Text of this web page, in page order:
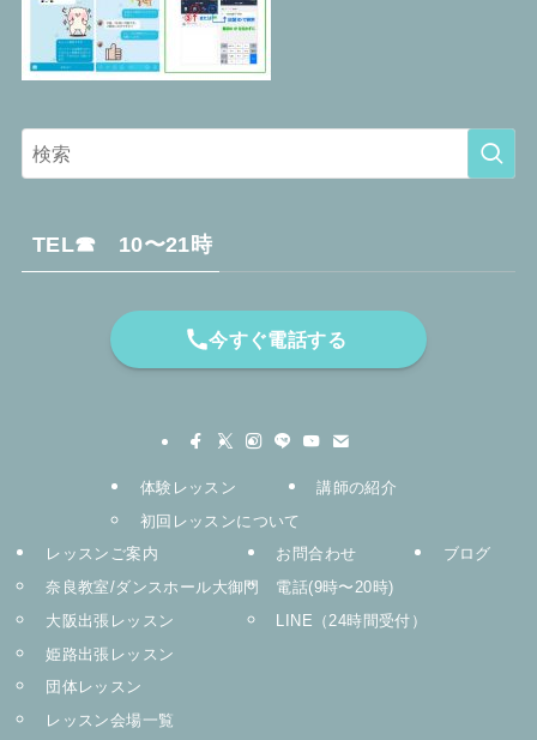
TEL☎︎ 10〜21時
今すぐ電話する
体験レッスン
初回レッスンについて
講師の紹介
レッスンご案内
奈良教室/ダンスホール大御門
大阪出張レッスン
姫路出張レッスン
団体レッスン
レッスン会場一覧
お問合わせ
電話(9時〜20時)
LINE（24時間受付）
ブログ